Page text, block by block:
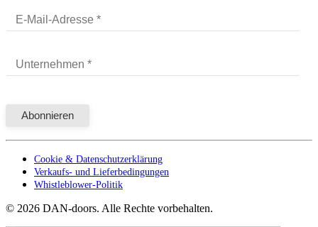
Cookie & Datenschutzerklärung
Verkaufs- und Lieferbedingungen
Whistleblower-Politik
© 2026 DAN-doors. Alle Rechte vorbehalten.